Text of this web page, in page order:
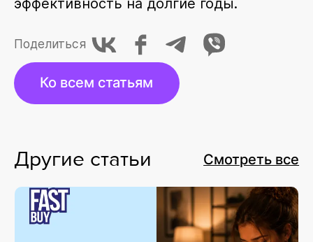
Ко всем статьям
Поделиться
Другие статьи Смотреть все